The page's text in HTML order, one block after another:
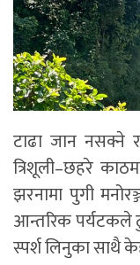
टाढा जान नसक्ने
त्रिशूली–छहरे
झरनामा पुगी
आन्तरिक पर्यटकले
स्पर्श लिनुका साथै